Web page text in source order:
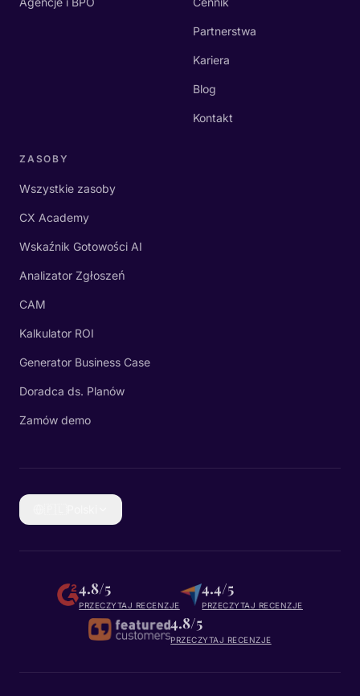
Partnerstwa
Kariera
Blog
Kontakt
ZASOBY
Wszystkie zasoby
CX Academy
Wskaźnik Gotowości AI
Analizator Zgłoszeń
CAM
Kalkulator ROI
Generator Business Case
Doradca ds. Planów
Zamów demo
4.8/5
PRZECZYTAJ RECENZJE
4.4/5
PRZECZYTAJ RECENZJE
4.8/5
PRZECZYTAJ RECENZJE